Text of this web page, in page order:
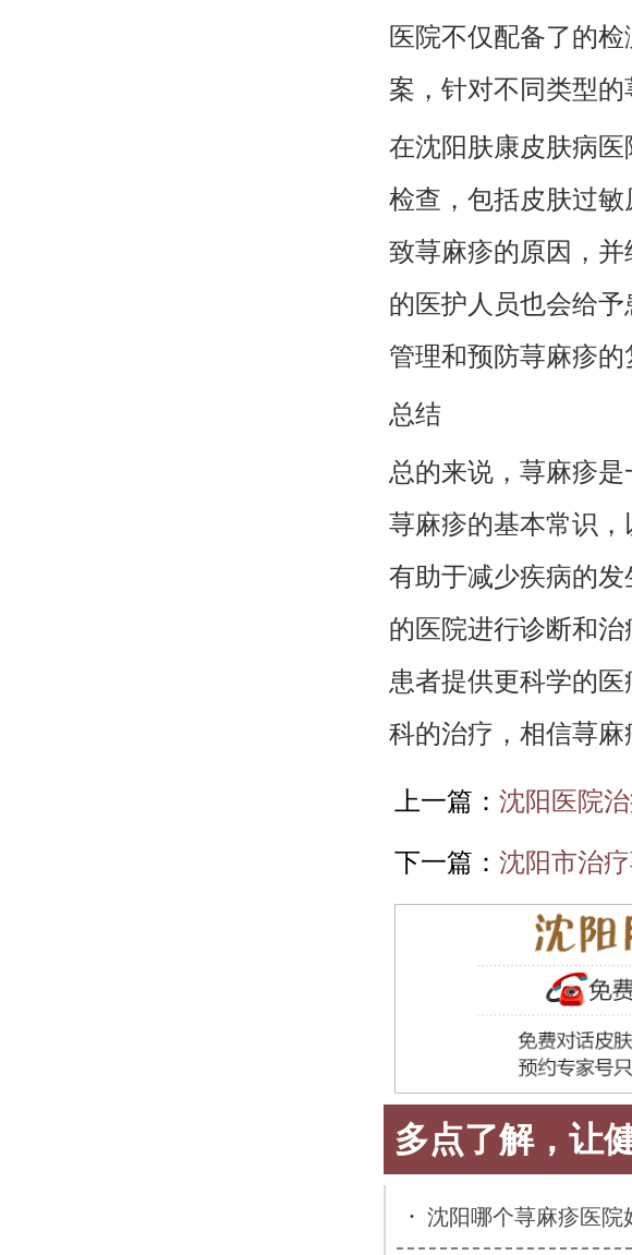
医院不仅配备了的
案，针对不同类型的
在沈阳肤康皮肤病
检查，包括皮肤过
致荨麻疹的原因，
的医护人员也会给
管理和预防荨麻疹的
总结
总的来说，荨麻疹
荨麻疹的基本常识
有助于减少疾病的
的医院进行诊断和
患者提供更科学的
科的治疗，相信荨麻
上一篇： 沈阳医院
下一篇： 沈阳市治
多点了解，让
· 沈阳哪个荨麻疹医院